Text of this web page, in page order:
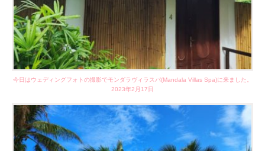
今日はウェディングフォトの撮影でモンダラヴィラスパ(Mandala Villas Spa)に来ました。
2023年2月17日